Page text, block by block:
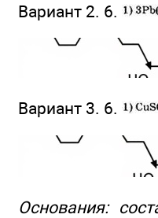
Вариант 2. 6.
Вариант 3. 6.
Основания: